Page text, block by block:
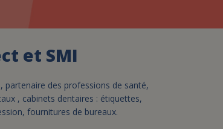
et SMI
partenaire des professions de santé,
, cabinets dentaires : étiquettes,
fournitures de bureaux.